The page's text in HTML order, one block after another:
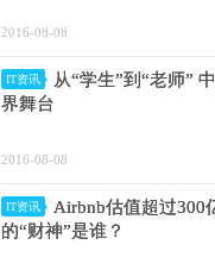
2016-08-08
IT资讯
从“学生”到“老师”
界舞台
2016-08-08
IT资讯
Airbnb估值超过300
的“财神”是谁？